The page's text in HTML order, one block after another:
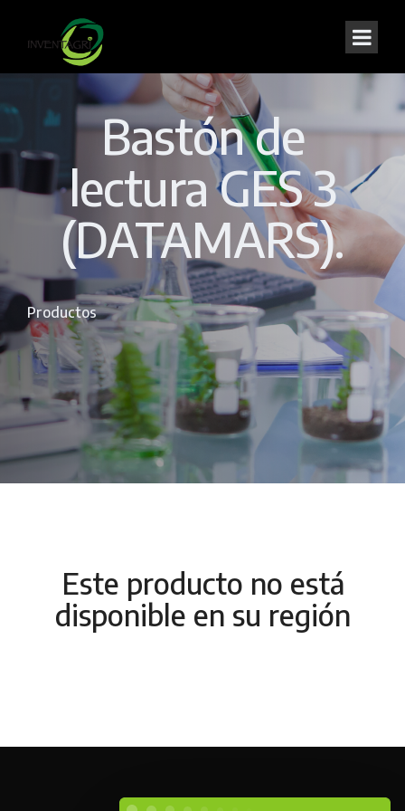
Bastón de
lectura GES 3
(DATAMARS).
Productos
Este producto no está
disponible en su región